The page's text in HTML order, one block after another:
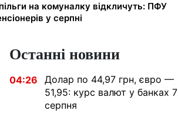
на комуналку відкличуть: ПФУ
у серпні
Останні новини
04:26
Долар по 44,97 грн, євро —
51,95: курс валют у банках 7
серпня